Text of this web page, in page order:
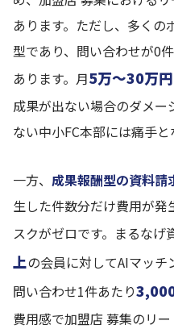
あります。ただし、多く
型であり、問い合わせが0
あります。月5万〜30万円
成果が出ない場合のダメ
ない中小FC本部には痛手と
一方、 成果報酬型の資料請
生した件数分だけ費用が発
スクがゼロです。まるなげ
上の会員に対してAIマッチ
問い合わせ1件あたり
費用感で加盟店 募集のリ